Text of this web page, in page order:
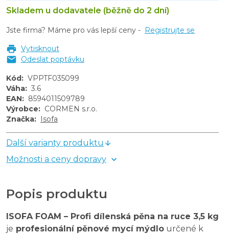
Skladem u dodavatele (běžně do 2 dní)
Jste firma? Máme pro vás lepší ceny - Registrujte se
Vytisknout
Odeslat poptávku
Kód: VPPTF035099
Váha: 3.6
EAN: 8594011509789
Výrobce: CORMEN s.r.o.
Značka: Isofa
Další varianty produktu
Možnosti a ceny dopravy
Popis produktu
ISOFA FOAM – Profi dílenská pěna na ruce 3,5 kg
je profesionální pěnové mycí mýdlo určené k